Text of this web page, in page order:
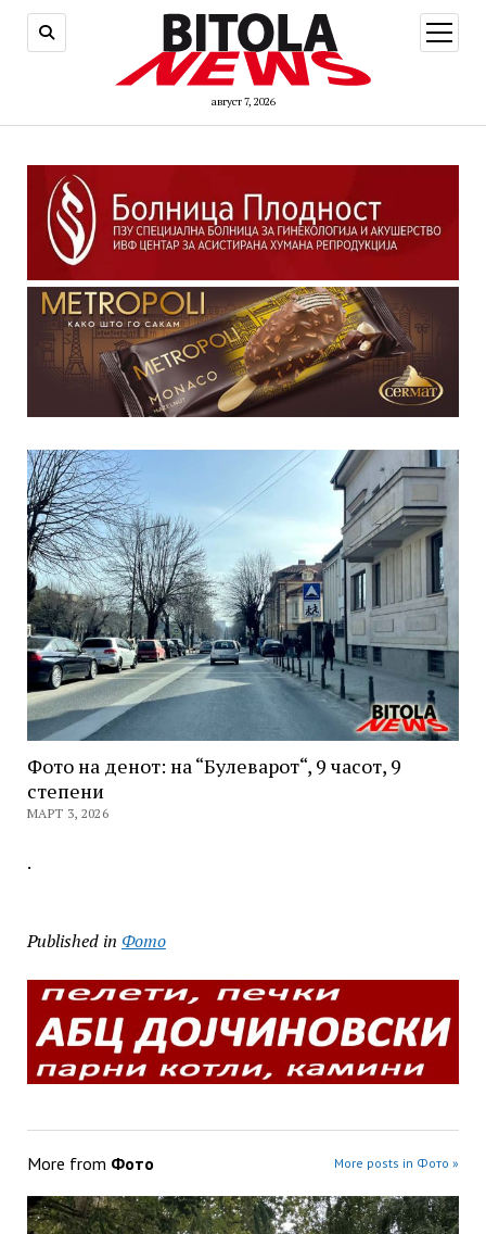
август 7, 2026
open
menu
Фото на денот: на “Булеварот“, 9 часот, 9
степени
МАРТ 3, 2026
.
Published in Фото
More from Фото More posts in Фото »